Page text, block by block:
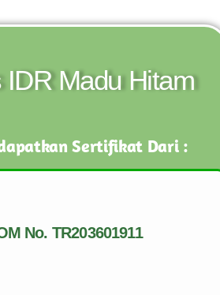
IDR Madu Hitam
Sertifikat Dari :
No. TR203601911